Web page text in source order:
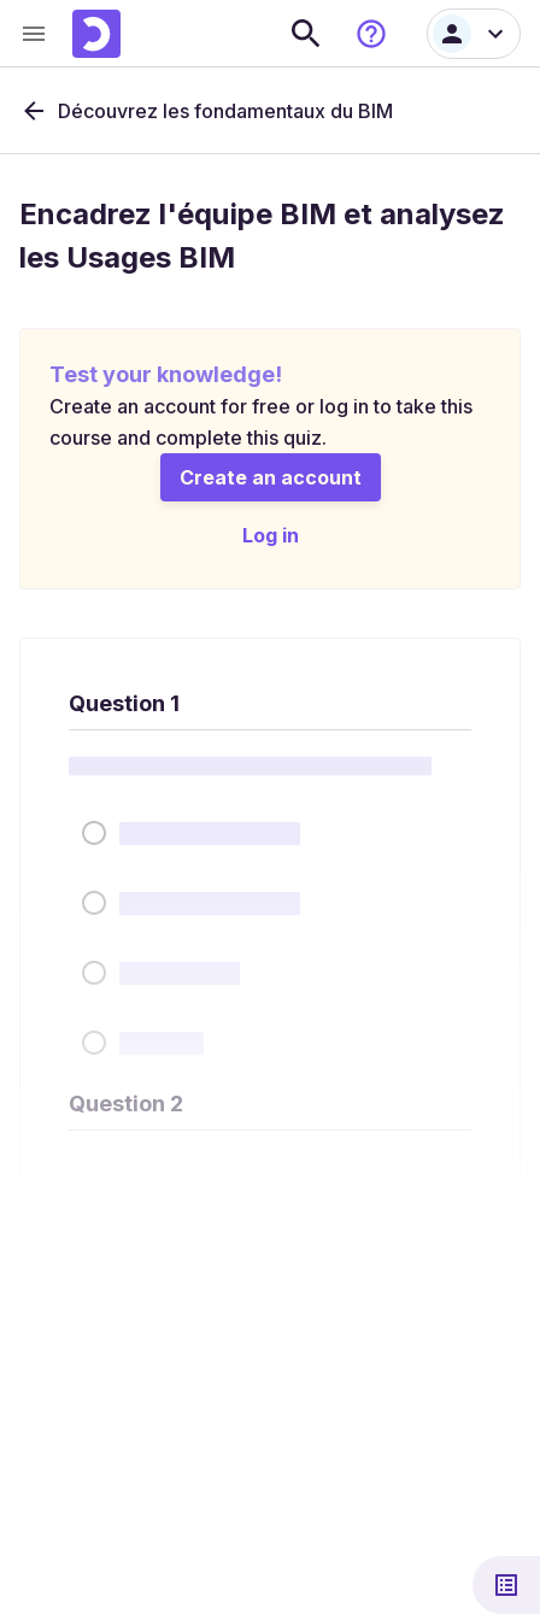
Découvrez les fondamentaux du BIM
Encadrez l'équipe BIM et analysez
les Usages BIM
Test your knowledge!
Create an account for free or log in to take this
course and complete this quiz.
Create an account
Log in
Question 1
Question 2